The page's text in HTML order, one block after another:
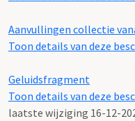
Aanvullingen collectie
Toon details van deze
Geluidsfragment
Toon details van deze
laatste wijziging 16-12-